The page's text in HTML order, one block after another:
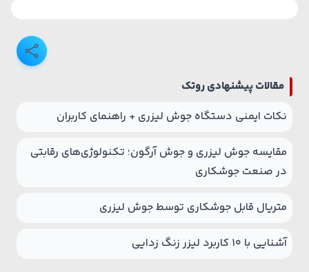
مقالات پیشنهادی روتک
نکات ایمنی دستگاه جوش لیزری + راهنمای کاربران
مقایسه جوش لیزری و جوش آرگون؛ تکنولوژی‌های رقابتی
در صنعت جوشکاری
متریال قابل جوشکاری توسط جوش لیزری
آشنایی با 10 کاربرد لیزر زنگ زدایی